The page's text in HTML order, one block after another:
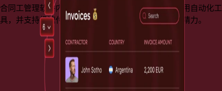
合同工管理软件内置错误分类风险管控功能，提供实用自动化工
具，并支持极速付款功能，帮助您节省时间、金钱和精力。